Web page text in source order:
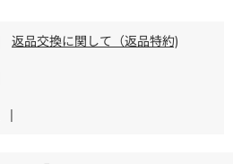
返品交換に関して（返品特約)
|